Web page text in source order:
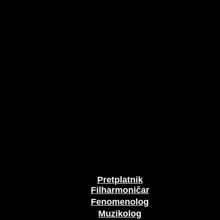
Pretplatnik
Filharmoničar
Fenomenolog
Muzikolog